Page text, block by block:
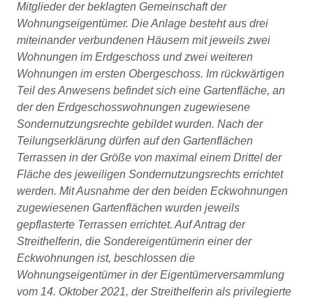
Mitglieder der beklagten Gemeinschaft der
Wohnungseigentümer. Die Anlage besteht aus drei
miteinander verbundenen Häusern mit jeweils zwei
Wohnungen im Erdgeschoss und zwei weiteren
Wohnungen im ersten Obergeschoss. Im rückwärtigen
Teil des Anwesens befindet sich eine Gartenfläche, an
der den Erdgeschosswohnungen zugewiesene
Sondernutzungsrechte gebildet wurden. Nach der
Teilungserklärung dürfen auf den Gartenflächen
Terrassen in der Größe von maximal einem Drittel der
Fläche des jeweiligen Sondernutzungsrechts errichtet
werden. Mit Ausnahme der den beiden Eckwohnungen
zugewiesenen Gartenflächen wurden jeweils
gepflasterte Terrassen errichtet. Auf Antrag der
Streithelferin, die Sondereigentümerin einer der
Eckwohnungen ist, beschlossen die
Wohnungseigentümer in der Eigentümerversammlung
vom 14. Oktober 2021, der Streithelferin als privilegierte